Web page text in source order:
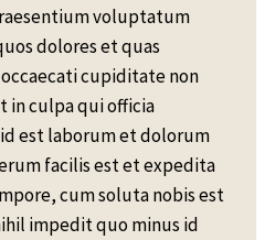
voluptatum
dolores et quas
cupiditate non
in culpa qui officia
est laborum et dolorum
facilis est et expedita
cum soluta nobis est
impedit quo minus id